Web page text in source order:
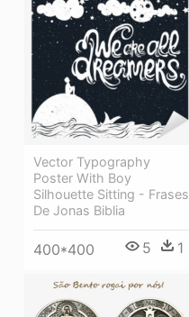
Vector Typography
Poster With Boy
Silhouette Sitting - Frases
De Jonas Biblia
400*400 5 1